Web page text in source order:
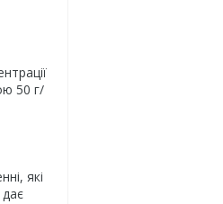
50 г/
які